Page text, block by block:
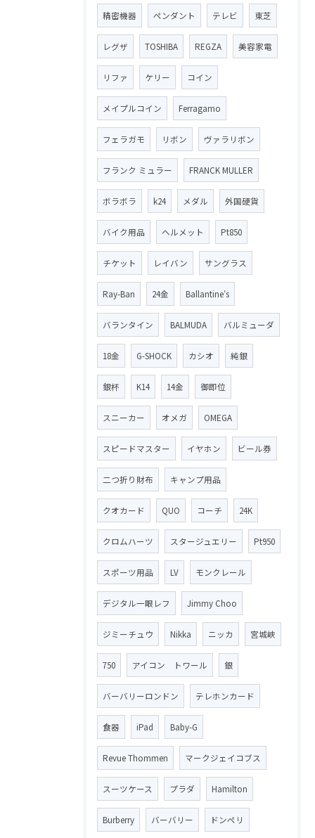
精密機器 ペンダント テレビ 東芝
レグザ TOSHIBA REGZA 美容家電
リファ ケリー コイン
メイプルコイン Ferragamo
フェラガモ リボン ヴァラリボン
フランク ミュラー FRANCK MULLER
ボラボラ k24 メダル 外国硬貨
バイク用品 ヘルメット Pt850
チケット レイバン サングラス
Ray-Ban 24金 Ballantine′s
バランタイン BALMUDA バルミューダ
18金 G-SHOCK カシオ 純銀
銀杯 K14 14金 御即位
スニーカー オメガ OMEGA
スピードマスター イヤホン ビール券
二つ折り財布 キャンプ用品
クオカード QUO コーチ 24K
クロムハーツ スタージュエリー Pt950
スポーツ用品 LV モンクレール
デジタル一眼レフ Jimmy Choo
ジミーチュウ Nikka ニッカ 宮城峡
750 アイコン トワール 銀
バーバリーロンドン テレホンカード
食器 iPad Baby-G
Revue Thommen マークジェイコブス
スーツケース プラダ Hamilton
Burberry バーバリー ドンペリ